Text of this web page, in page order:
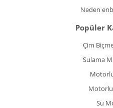
Neden
Popüler
Çim
Sulama
Su